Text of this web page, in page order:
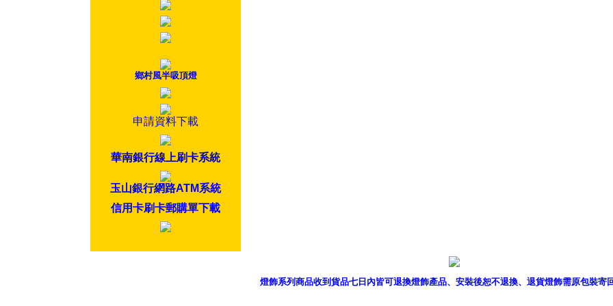
鄉村風半吸頂燈
申請資料下載
華南銀行線上刷卡系統
玉山銀行網路ATM系統
信用卡刷卡郵購單下載
燈飾系列商品收到貨品七日內皆可退換燈飾產品、安裝後恕不退換、退貨燈飾需原包裝寄